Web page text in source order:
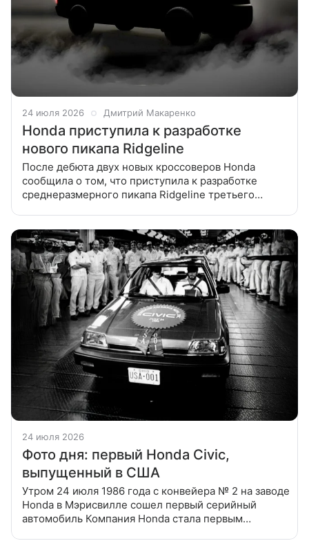
24 июля 2026 Дмитрий Макаренко
Honda приступила к разработке
нового пикапа Ridgeline
После дебюта двух новых кроссоверов Honda
сообщила о том, что приступила к разработке
среднеразмерного пикапа Ridgeline третьего
24 июля 2026
Фото дня: первый Honda Civic,
выпущенный в США
Утром 24 июля 1986 года с конвейера № 2 на заводе
Honda в Мэрисвилле сошел первый серийный
автомобиль Компания Honda стала первым